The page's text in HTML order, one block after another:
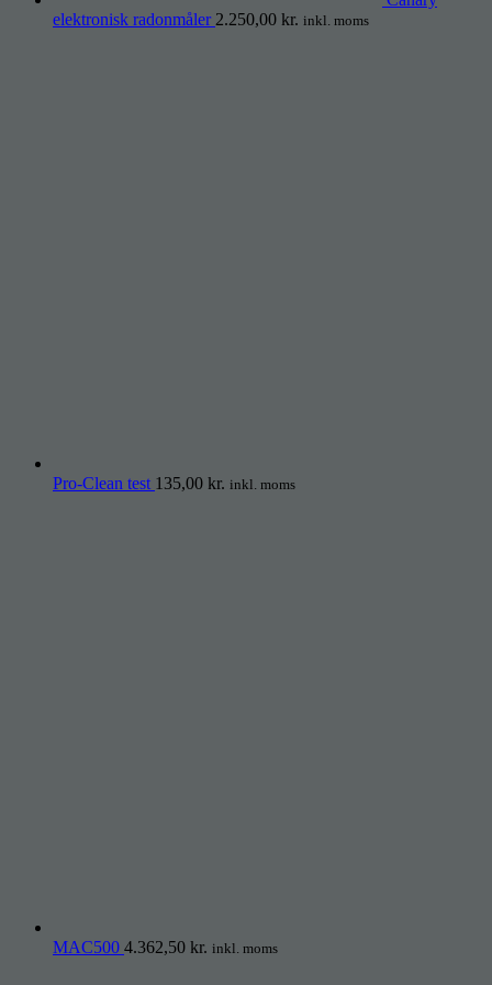
elektronisk radonmåler 2.250,00 kr. inkl. moms
Pro-Clean test 135,00 kr. inkl. moms
MAC500 4.362,50 kr. inkl. moms